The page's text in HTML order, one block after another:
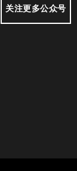
关注更多公众号